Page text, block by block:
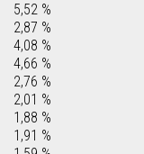
5,52 %
2,87 %
4,08 %
4,66 %
2,76 %
2,01 %
1,88 %
1,91 %